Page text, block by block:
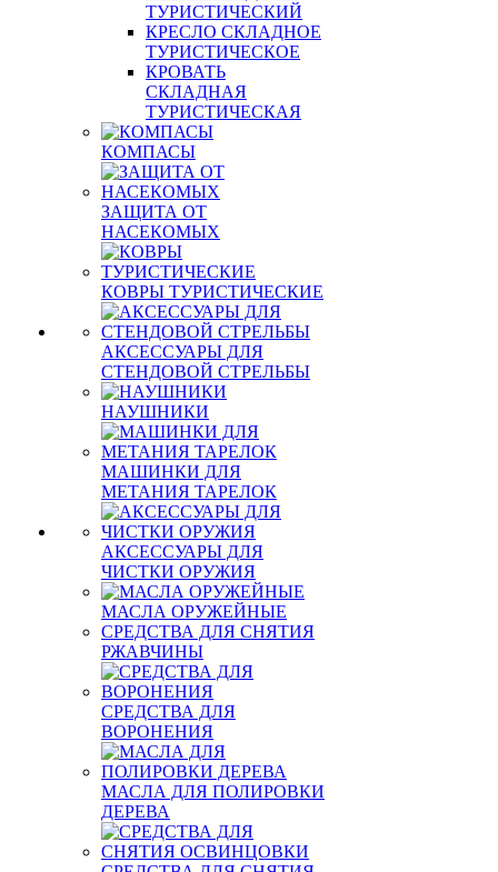
ТУРИСТИЧЕСКИЙ
КРЕСЛО СКЛАДНОЕ
ТУРИСТИЧЕСКОЕ
КРОВАТЬ
СКЛАДНАЯ
ТУРИСТИЧЕСКАЯ
КОМПАСЫ
ЗАЩИТА ОТ
НАСЕКОМЫХ
КОВРЫ ТУРИСТИЧЕСКИЕ
АКСЕССУАРЫ ДЛЯ
СТЕНДОВОЙ СТРЕЛЬБЫ
НАУШНИКИ
МАШИНКИ ДЛЯ
МЕТАНИЯ ТАРЕЛОК
АКСЕССУАРЫ ДЛЯ
ЧИСТКИ ОРУЖИЯ
МАСЛА ОРУЖЕЙНЫЕ
СРЕДСТВА ДЛЯ СНЯТИЯ
РЖАВЧИНЫ
СРЕДСТВА ДЛЯ
ВОРОНЕНИЯ
МАСЛА ДЛЯ ПОЛИРОВКИ
ДЕРЕВА